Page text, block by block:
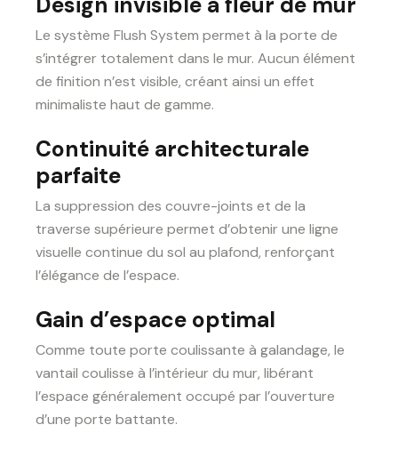
Le système Flush System permet à la porte de
s’intégrer totalement dans le mur. Aucun élément
de finition n’est visible, créant ainsi un effet
minimaliste haut de gamme.
Continuité architecturale
parfaite
La suppression des couvre-joints et de la
traverse supérieure permet d’obtenir une ligne
visuelle continue du sol au plafond, renforçant
l’élégance de l’espace.
Gain d’espace optimal
Comme toute porte coulissante à galandage, le
vantail coulisse à l’intérieur du mur, libérant
l’espace généralement occupé par l’ouverture
d’une porte battante.